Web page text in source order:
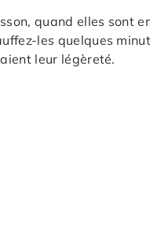
quand elles sont
les quelques
leur légèreté.